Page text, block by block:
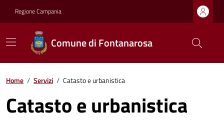
Regione Campania
Comune di Fontanarosa
Home / Servizi / Catasto e urbanistica
Catasto e urbanistica